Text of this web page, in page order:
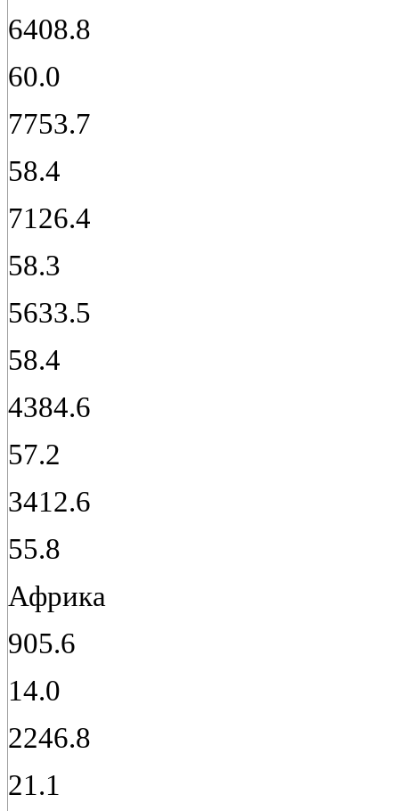
6408.8
60.0
7753.7
58.4
7126.4
58.3
5633.5
58.4
4384.6
57.2
3412.6
55.8
Африка
905.6
14.0
2246.8
21.1